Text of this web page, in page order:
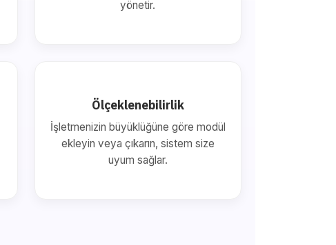
yönetir.
Ölçeklenebilirlik
İşletmenizin büyüklüğüne göre modül
ekleyin veya çıkarın, sistem size
uyum sağlar.